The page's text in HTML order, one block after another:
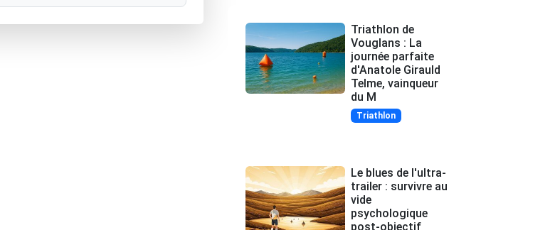
Triathlon de
Vouglans : La
journée parfaite
d'Anatole Girauld
Telme, vainqueur
du M
Triathlon
Le blues de l'ultra-
trailer : survivre au
vide
psychologique
post-objectif